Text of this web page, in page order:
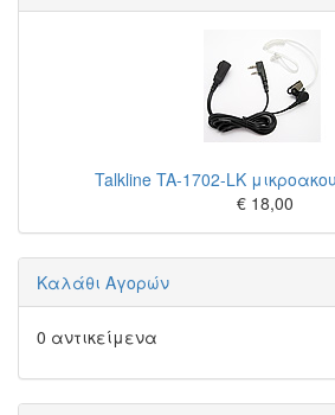
Talkline TA-1702-LK
€ 18,00
Καλάθι Αγορών
0 αντικείμενα